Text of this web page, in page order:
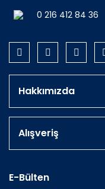
0 216 412 84 36
Hakkımızda
Alışveriş
E-Bülten